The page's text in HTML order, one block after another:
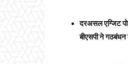
दरअसल एग्जिट
बीएसपी ने